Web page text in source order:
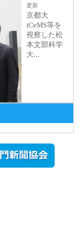
更新
京都大
iCeMS等を
視察した松
本文部科学
大...
2026年8月5日
更新
農工大で大